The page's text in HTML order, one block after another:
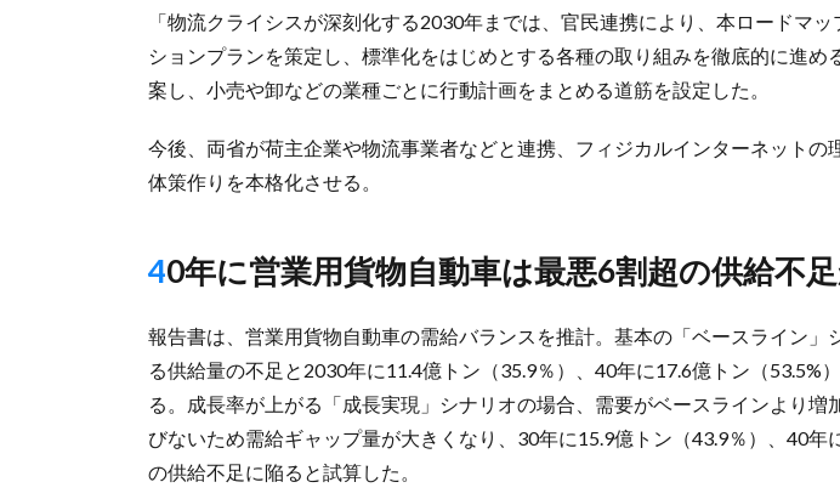
「物流クライシスが深刻化する2030年までは、官民連携により、本ロードマ
ションプランを策定し、標準化をはじめとする各種の取り組みを徹底的に進め
案し、小売や卸などの業種ごとに行動計画をまとめる道筋を設定した。
今後、両省が荷主企業や物流事業者などと連携、フィジカルインターネットの
体策作りを本格化させる。
40年に営業用貨物自動車は最悪6割超の供給不
報告書は、営業用貨物自動車の需給バランスを推計。基本の「ベースライン」
る供給量の不足と2030年に11.4億トン（35.9％）、40年に17.6億トン（53.5%
る。成長率が上がる「成長実現」シナリオの場合、需要がベースラインより増
びないため需給ギャップ量が大きくなり、30年に15.9億トン（43.9％）、40年
の供給不足に陥ると試算した。